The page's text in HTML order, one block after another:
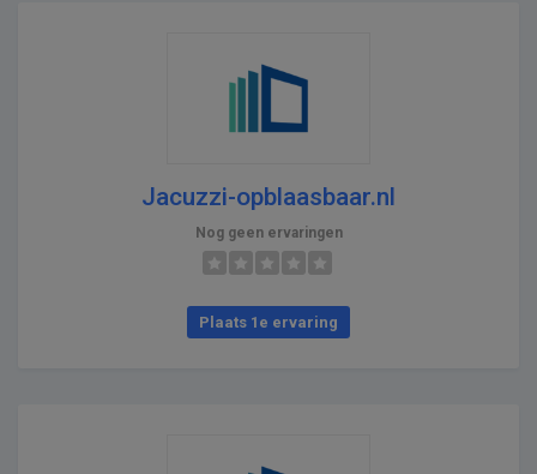
Jacuzzi-opblaasbaar.nl
Nog geen ervaringen
Plaats 1e ervaring